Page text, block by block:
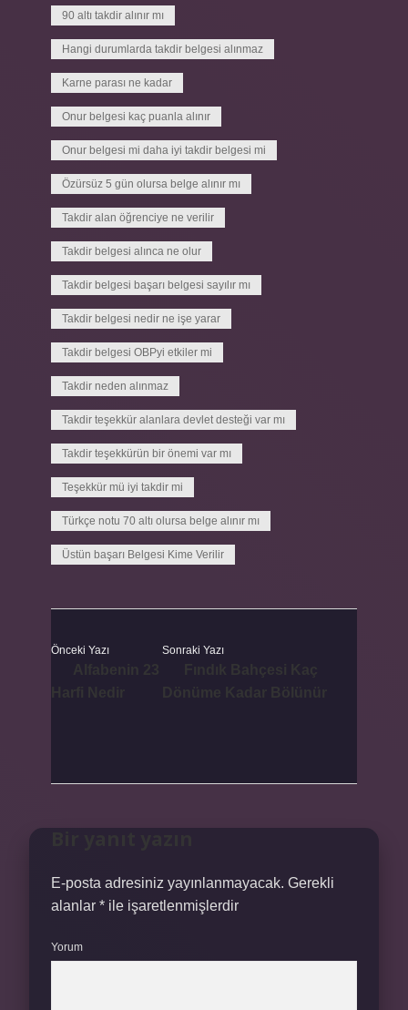
90 altı takdir alınır mı
Hangi durumlarda takdir belgesi alınmaz
Karne parası ne kadar
Onur belgesi kaç puanla alınır
Onur belgesi mi daha iyi takdir belgesi mi
Özürsüz 5 gün olursa belge alınır mı
Takdir alan öğrenciye ne verilir
Takdir belgesi alınca ne olur
Takdir belgesi başarı belgesi sayılır mı
Takdir belgesi nedir ne işe yarar
Takdir belgesi OBPyi etkiler mi
Takdir neden alınmaz
Takdir teşekkür alanlara devlet desteği var mı
Takdir teşekkürün bir önemi var mı
Teşekkür mü iyi takdir mi
Türkçe notu 70 altı olursa belge alınır mı
Üstün başarı Belgesi Kime Verilir
Önceki Yazı Sonraki Yazı
E-posta adresiniz yayınlanmayacak. Gerekli
alanlar * ile işaretlenmişlerdir
Yorum